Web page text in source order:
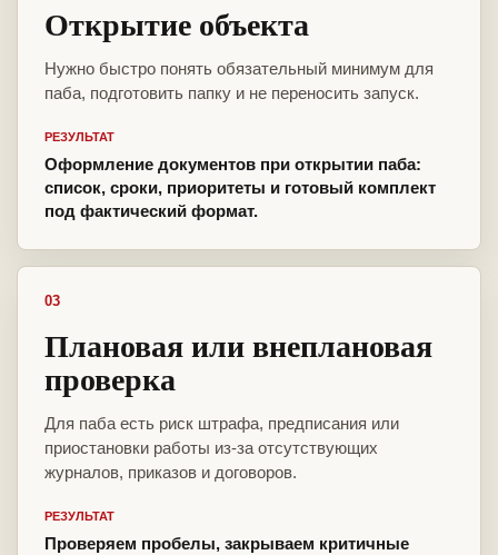
Открытие объекта
Нужно быстро понять обязательный минимум для
паба, подготовить папку и не переносить запуск.
РЕЗУЛЬТАТ
Оформление документов при открытии паба:
список, сроки, приоритеты и готовый комплект
под фактический формат.
03
Плановая или внеплановая
проверка
Для паба есть риск штрафа, предписания или
приостановки работы из-за отсутствующих
журналов, приказов и договоров.
РЕЗУЛЬТАТ
Проверяем пробелы, закрываем критичные